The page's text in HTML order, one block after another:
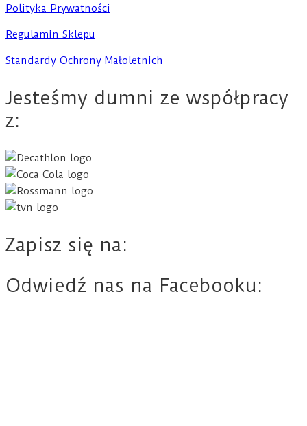
Polityka Prywatności
Regulamin Sklepu
Standardy Ochrony Małoletnich
Jesteśmy dumni ze współpracy
z:
Zapisz się na:
Odwiedź nas na Facebooku: